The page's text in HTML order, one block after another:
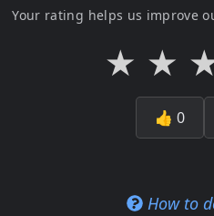
Your rating helps us improve
★ ★
👍 0
How to